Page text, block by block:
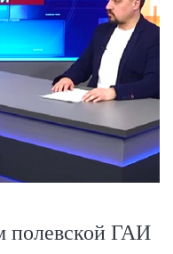
полевской ГАИ